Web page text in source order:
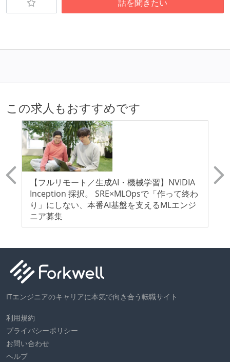
話を聞きたい
この求人もおすすめです
【フルリモート／生成AI・機械学習】NVIDIA
Inception 採択。 SRE×MLOpsで「作って終わ
り」にしない、本番AI基盤を支えるMLエンジ
ニア募集
ITエンジニアのキャリアに本気で向き合う転職サイト
利用規約
プライバシーポリシー
お問い合わせ
ヘルプ